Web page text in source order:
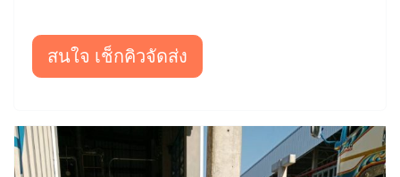
สนใจ เช็กคิวจัดส่ง